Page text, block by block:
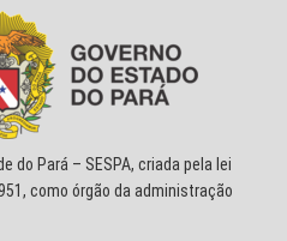
do Pará – SESPA, criada pela lei
como órgão da administração